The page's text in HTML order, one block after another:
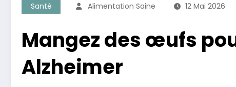
Santé Alimentation Saine 12 Mai 2026
Mangez des œufs
Alzheimer